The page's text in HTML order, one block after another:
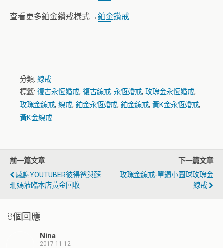
查看更多鉑金鑽戒樣式→鉑金鑽戒
分類: 線戒
標籤: 復古永恆婚戒, 復古線戒, 永恆婚戒, 玫瑰金永恆婚戒,
玫瑰金線戒, 線戒, 鉑金永恆婚戒, 鉑金線戒, 黃K金永恆婚戒,
黃K金線戒
前一篇文章
感謝YOUTUBER彼得爸與蘇
珊媽蒞臨本店黃金回收
下一篇文章
玫瑰金線戒-單鑽小圓球玫瑰金
線戒
8個回應
Nina
2017-11-12